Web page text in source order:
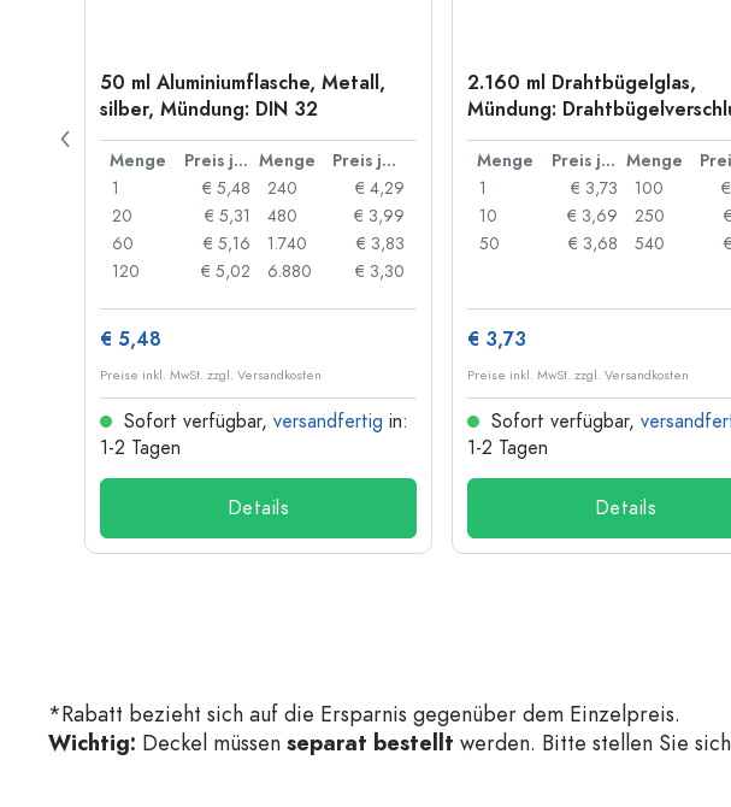
50 ml Aluminiumflasche, Metall,
silber, Mündung: DIN 32
Menge Preis je Stück Menge
Preis je Stück
1
€ 5,48
20
€ 5,31
60
€ 5,16
120
€ 5,02
240
€ 4,29
480
€ 3,99
1.740
€ 3,83
6.880
€ 3,30
€ 5,48
Preise inkl. MwSt. zzgl. Versandkosten
Sofort verfügbar, versandfertig in:
1-2 Tagen
Details
2.160 ml Drahtbügelglas,
Mündung:
Menge Preis je Stück Menge
1
€ 3,73
10
€ 3,69
50
€ 3,68
100
250
540
€ 3,73
Preise inkl. MwSt. zzgl. Versandkosten
Sofort verfügbar,
1-2 Tagen
Details
*Rabatt bezieht sich auf die Ersparnis gegenüber dem Einzelpreis.
Wichtig: Deckel müssen separat bestellt werden. Bitte stellen Sie